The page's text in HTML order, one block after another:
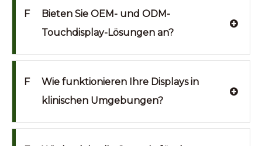
F
Bieten Sie OEM- und ODM-
Touchdisplay-Lösungen an?
F
Wie funktionieren Ihre Displays in
klinischen Umgebungen?